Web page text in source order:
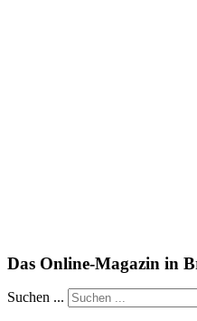
Das Online-Magazin in
Suchen ...